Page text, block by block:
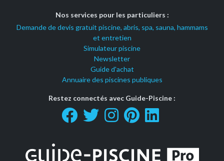
Nos services pour les particuliers :
Demande de devis gratuit piscine, abris, spa, sauna, hammams
et entretien
Simulateur piscine
Newsletter
Guide d'achat
Annuaire des piscines publiques
Restez connectés avec Guide-Piscine :